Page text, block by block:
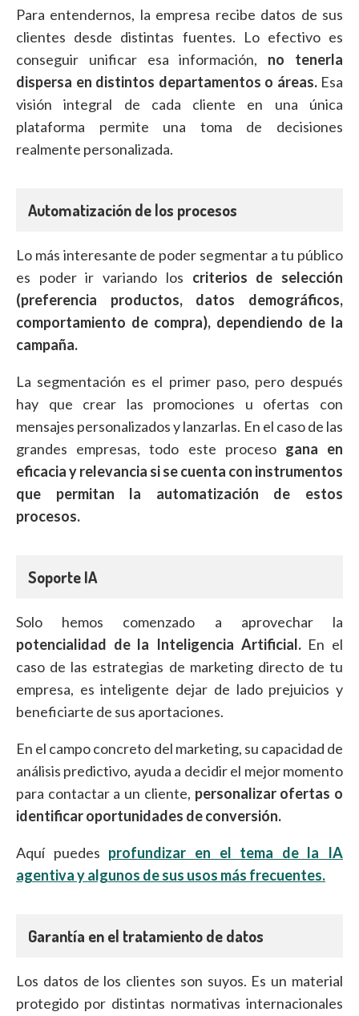
Para entendernos, la empresa recibe datos de sus
clientes desde distintas fuentes. Lo efectivo es
conseguir unificar esa información, no tenerla
dispersa en distintos departamentos o áreas.Esa
visión integral de cada cliente en una única
plataforma permite una toma de decisiones
realmente personalizada.
Automatización de los procesos
Lo más interesante de poder segmentar a tu público
es poder ir variando los criterios de selección
(preferencia productos, datos demográficos,
comportamiento de compra), dependiendo de la
campaña.
La segmentación es el primer paso, pero después
hay que crear las promociones u ofertas con
mensajes personalizados y lanzarlas. En el caso de las
grandes empresas, todo este proceso gana en
eficacia y relevancia si se cuenta con instrumentos
que permitan la automatización de estos
procesos.
Soporte IA
Solo hemos comenzado a aprovechar la
potencialidad de la Inteligencia Artificial.En el
caso de las estrategias de marketing directo de tu
empresa, es inteligente dejar de lado prejuicios y
beneficiarte de sus aportaciones.
En el campo concreto del marketing, su capacidad de
análisis predictivo, ayuda a decidir el mejor momento
para contactar a un cliente, personalizar ofertas o
identificar oportunidades de conversión.
Aquí puedes profundizar en el tema de la IA
agentiva y algunos de sus usos más frecuentes.
Garantía en el tratamiento de datos
Los datos de los clientes son suyos. Es un material
protegido por distintas normativas internacionales